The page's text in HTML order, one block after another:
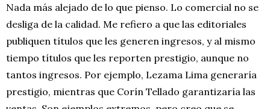
Nada más alejado de lo que pienso. Lo comercial no se
desliga de la calidad. Me refiero a que las editoriales
publiquen títulos que les generen ingresos, y al mismo
tiempo títulos que les reporten prestigio, aunque no
tantos ingresos. Por ejemplo, Lezama Lima generaría
prestigio, mientras que Corín Tellado garantizaría las